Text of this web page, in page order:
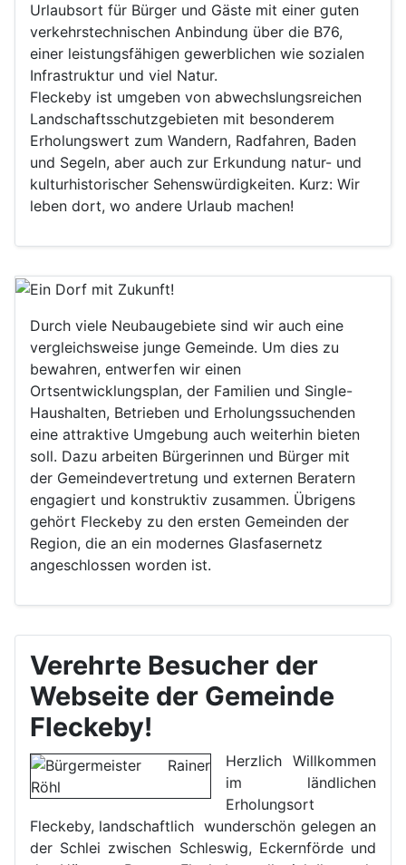
Urlaubsort für Bürger und Gäste mit einer guten
verkehrstechnischen Anbindung über die B76,
einer leistungsfähigen gewerblichen wie sozialen
Infrastruktur und viel Natur.
Fleckeby ist umgeben von abwechslungsreichen
Landschaftsschutzgebieten mit besonderem
Erholungswert zum Wandern, Radfahren, Baden
und Segeln, aber auch zur Erkundung natur- und
kulturhistorischer Sehenswürdigkeiten. Kurz: Wir
leben dort, wo andere Urlaub machen!
Durch viele Neubaugebiete sind wir auch eine
vergleichsweise junge Gemeinde. Um dies zu
bewahren, entwerfen wir einen
Ortsentwicklungsplan, der Familien und Single-
Haushalten, Betrieben und Erholungssuchenden
eine attraktive Umgebung auch weiterhin bieten
soll. Dazu arbeiten Bürgerinnen und Bürger mit
der Gemeindevertretung und externen Beratern
engagiert und konstruktiv zusammen. Übrigens
gehört Fleckeby zu den ersten Gemeinden der
Region, die an ein modernes Glasfasernetz
angeschlossen worden ist.
Verehrte Besucher der
Webseite der Gemeinde
Fleckeby!
Herzlich Willkommen
im ländlichen
Erholungsort
Fleckeby, landschaftlich wunderschön gelegen an
der Schlei zwischen Schleswig, Eckernförde und